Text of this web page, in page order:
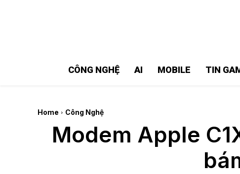
CÔNG NGHỆ AI MOBILE TIN
Home Công Nghệ
Modem Apple